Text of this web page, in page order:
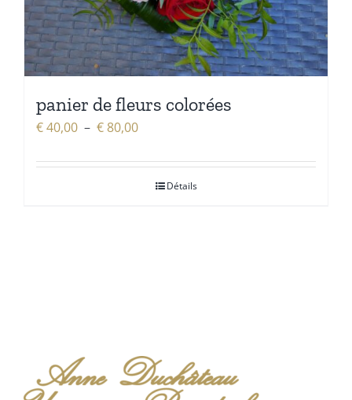
panier de fleurs colorées
€40,00 – € 80,00Plage
prix :
€ 40,00Détails